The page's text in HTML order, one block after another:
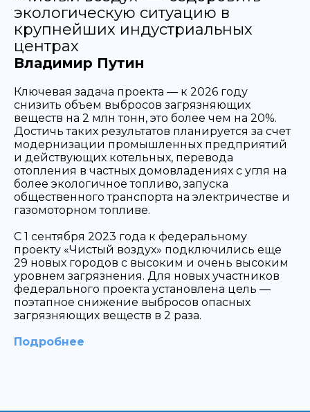
экологическую ситуацию в
крупнейших индустриальных
центрах
Владимир Путин
Ключевая задача проекта — к 2026 году
снизить объем выбросов загрязняющих
веществ на 2 млн тонн, это более чем на 20%.
Достичь таких результатов планируется за счет
модернизации промышленных предприятий
и действующих котельных, перевода
отопления в частных домовладениях с угля на
более экологичное топливо, запуска
общественного транспорта на электричестве и
газомоторном топливе.
С 1 сентября 2023 года к федеральному
проекту «Чистый воздух» подключились еще
29 новых городов с высоким и очень высоким
уровнем загрязнения. Для новых участников
федерального проекта установлена цель —
поэтапное снижение выбросов опасных
загрязняющих веществ в 2 раза.
Подробнее